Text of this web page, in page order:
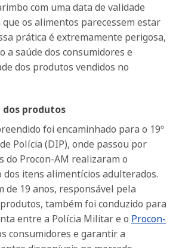
com uma data de validade
os alimentos parecessem estar
prática é extremamente perigosa,
a saúde dos consumidores e
dos produtos vendidos no
dos produtos
foi encaminhado para o 19º
Polícia (DIP), onde passou por
do Procon-AM realizaram o
dos itens alimentícios adulterados.
de 19 anos, responsável pela
também foi conduzido para
entre a Polícia Militar e o Procon-
consumidores e garantir a